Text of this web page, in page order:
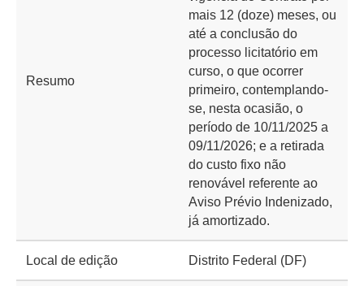
Resumo
mais 12 (doze) meses, ou
até a conclusão do
processo licitatório em
curso, o que ocorrer
primeiro, contemplando-
se, nesta ocasião, o
período de 10/11/2025 a
09/11/2026; e a retirada
do custo fixo não
renovável referente ao
Aviso Prévio Indenizado,
já amortizado.
Local de edição Distrito Federal (DF)